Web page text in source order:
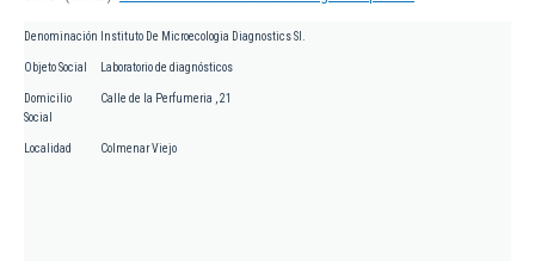
Denominación Instituto De Microecologia Diagnostics Sl.
Objeto Social Laboratorio de diagnósticos
Domicilio
Social
Calle de la Perfumeria , 21
Localidad Colmenar Viejo